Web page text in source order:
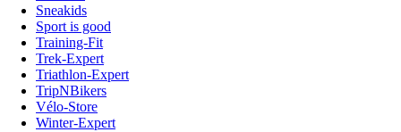
Sneakids
Sport is good
Training-Fit
Trek-Expert
Triathlon-Expert
TripNBikers
Vélo-Store
Winter-Expert